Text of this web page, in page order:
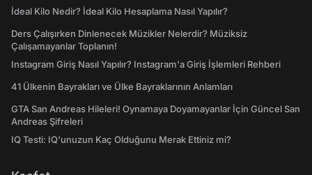
İdeal Kilo Nedir? İdeal Kilo Hesaplama Nasıl Yapılır?
Ders Çalışırken Dinlenecek Müzikler Nelerdir? Müziksiz
Çalışamayanlar Toplanın!
Instagram Giriş Nasıl Yapılır? Instagram'a Giriş İşlemleri Rehberi
41 Ülkenin Bayrakları ve Ülke Bayraklarının Anlamları
GTA San Andreas Hileleri! Oynamaya Doyamayanlar İçin Güncel San
Andreas Şifreleri
IQ Testi: IQ'unuzun Kaç Olduğunu Merak Ettiniz mi?